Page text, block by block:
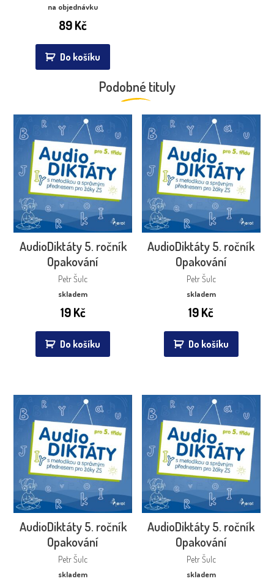
na objednávku
89Kč
Do košíku
Podobné tituly
AudioDiktáty 5. ročník
Opakování
Petr Šulc
skladem
19Kč
Do košíku
AudioDiktáty 5. ročník
Opakování
Petr Šulc
skladem
19Kč
Do košíku
AudioDiktáty 5. ročník
Opakování
Petr Šulc
skladem
AudioDiktáty 5. ročník
Opakování
Petr Šulc
skladem